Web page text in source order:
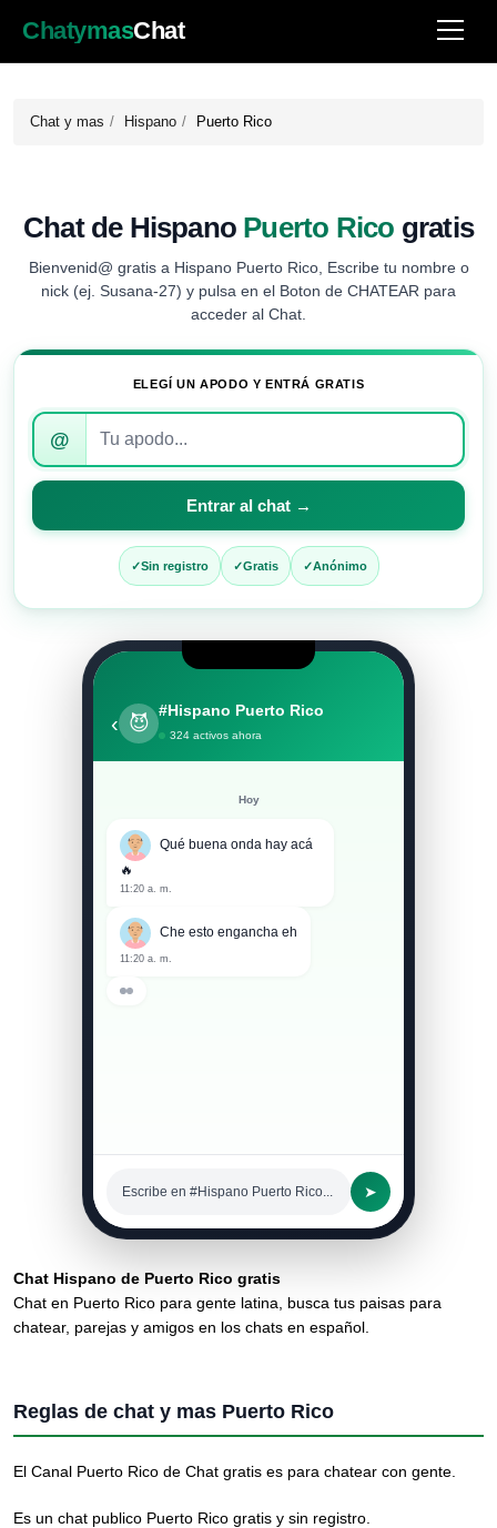
ChatymasChat
Chat y mas Hispano Puerto Rico
Chat de Hispano Puerto Rico gratis
Bienvenid@ gratis a Hispano Puerto Rico, Escribe tu nombre o
nick (ej. Susana-27) y pulsa en el Boton de CHATEAR para
acceder al Chat.
ELEGÍ UN APODO Y ENTRÁ GRATIS
Introduce
apodo
para
entrar
@
Entrar al chat →
Sin registro Gratis Anónimo
‹ 😈
#Hispano Puerto Rico
324 activos ahora
Hoy
Qué buena onda hay acá
🔥
11:20 a. m.
Che esto engancha eh
11:20 a. m.
Escribe en #Hispano Puerto Rico... ➤
Chat Hispano de Puerto Rico gratis
Chat en Puerto Rico para gente latina, busca tus paisas para
chatear, parejas y amigos en los chats en español.
Reglas de chat y mas Puerto Rico
El Canal Puerto Rico de Chat gratis es para chatear con gente.
Es un chat publico Puerto Rico gratis y sin registro.